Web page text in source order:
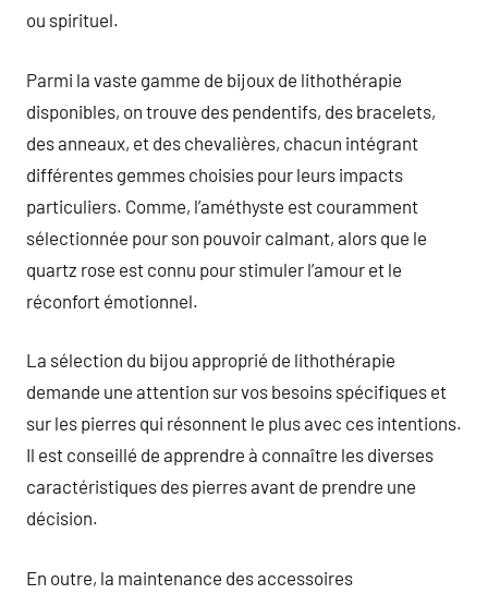
ou spirituel.
Parmi la vaste gamme de bijoux de lithothérapie
disponibles, on trouve des pendentifs, des bracelets,
des anneaux, et des chevalières, chacun intégrant
différentes gemmes choisies pour leurs impacts
particuliers. Comme, l’améthyste est couramment
sélectionnée pour son pouvoir calmant, alors que le
quartz rose est connu pour stimuler l’amour et le
réconfort émotionnel.
La sélection du bijou approprié de lithothérapie
demande une attention sur vos besoins spécifiques et
sur les pierres qui résonnent le plus avec ces intentions.
Il est conseillé de apprendre à connaître les diverses
caractéristiques des pierres avant de prendre une
décision.
En outre, la maintenance des accessoires